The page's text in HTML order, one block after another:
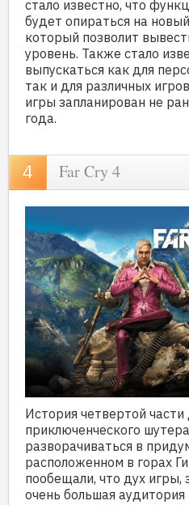
стало известно, что
будет опираться на
который позволит
уровень. Также стало
выпускаться как для
так и для различных
игры запланирован не
года.
Far Cry 4
История четвертой части
приключенческого
разворачиваться в
расположенном в горах
пообещали, что дух
очень большая аудитория